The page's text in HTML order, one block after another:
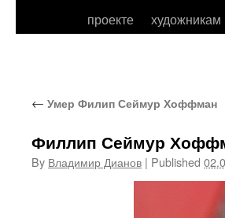
проекте
художникам
← Умер Филип Сеймур Хоффман
Филлип Сеймур
By Владимир Дианов | Published